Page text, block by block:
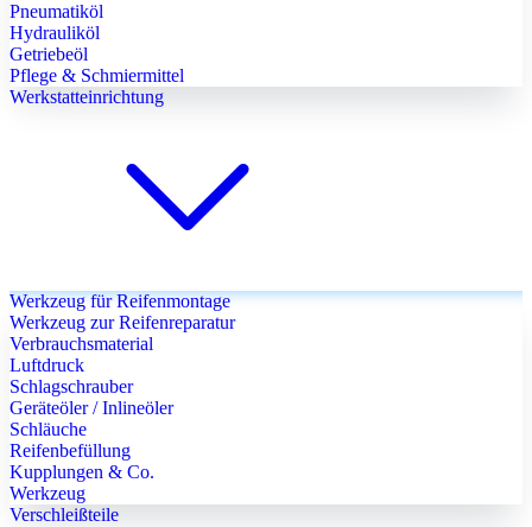
Pneumatiköl
Hydrauliköl
Getriebeöl
Pflege & Schmiermittel
Werkstatteinrichtung
Werkzeug für Reifenmontage
Werkzeug zur Reifenreparatur
Verbrauchsmaterial
Luftdruck
Schlagschrauber
Geräteöler / Inlineöler
Schläuche
Reifenbefüllung
Kupplungen & Co.
Werkzeug
Verschleißteile